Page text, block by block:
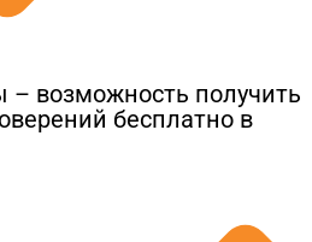
– возможность получить
бесплатно в